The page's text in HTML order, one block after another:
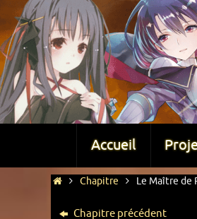
Accueil
Chapitre Le Maître de
Chapitre précédent